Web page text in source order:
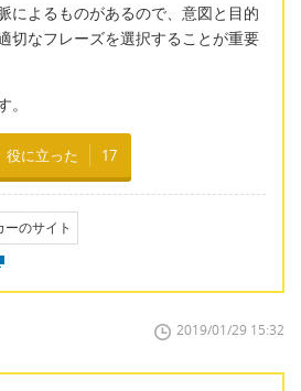
によるものがあるので、意図と目的
切なフレーズを選択することが重要
役に立った 17
ーのサイト
2019/01/29 15:32